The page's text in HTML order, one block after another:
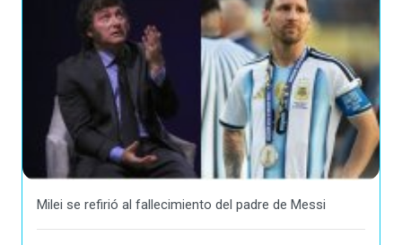
Milei se refirió al fallecimiento del padre de Messi